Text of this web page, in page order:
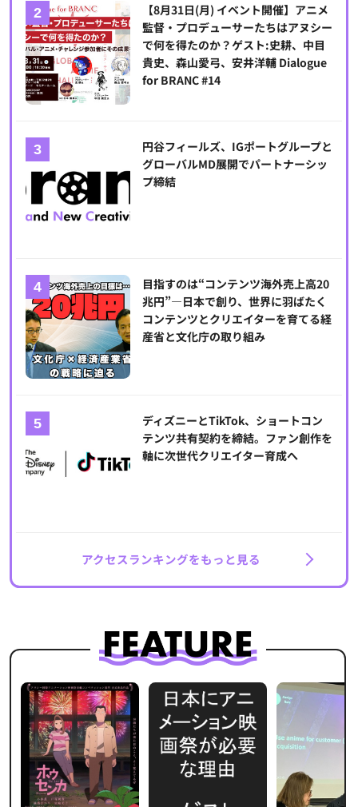
【8月31日(月) イベント開催】アニメ
監督・プロデューサーたちはアヌシー
で何を得たのか？ゲスト:史耕、中目
貴史、森山愛弓、安井洋輔 Dialogue
for BRANC #14
円谷フィールズ、IGポートグループと
グローバルMD展開でパートナーシッ
プ締結
目指すのは“コンテンツ海外売上高20
兆円”―日本で創り、世界に羽ばたく
コンテンツとクリエイターを育てる経
産省と文化庁の取り組み
ディズニーとTikTok、ショートコン
テンツ共有契約を締結。ファン創作を
軸に次世代クリエイター育成へ
アクセスランキングをもっと見る